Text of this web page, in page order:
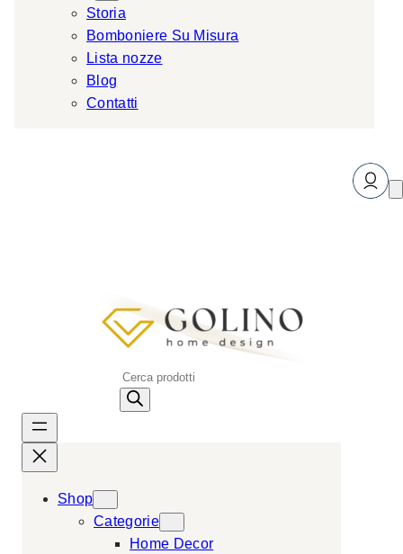
Storia
Bomboniere Su Misura
Lista nozze
Blog
Contatti
P
s
Shop
Categorie
Home Decor